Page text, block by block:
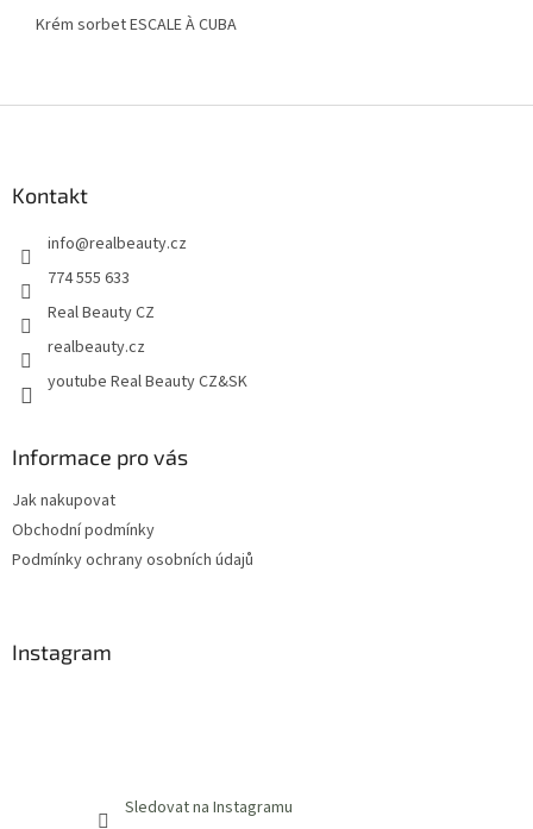
Krém sorbetESCALE À CUBA
Kontakt
info@realbeauty.cz
774 555 633
Real Beauty CZ
realbeauty.cz
youtube Real Beauty CZ&SK
Informace pro vás
Jak nakupovat
Obchodní podmínky
Podmínky ochrany osobních údajů
Instagram
Sledovat na Instagramu